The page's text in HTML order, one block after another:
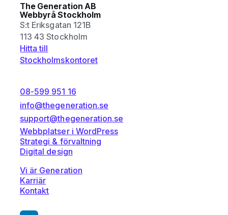
The Generation AB
Webbyrå Stockholm
S:t Eriksgatan 121B
113 43 Stockholm
Hitta till
Stockholmskontoret
08-599 951 16
info@thegeneration.se
support@thegeneration.se
Webbplatser i WordPress
Strategi & förvaltning
Digital design
Vi är Generation
Karriär
Kontakt